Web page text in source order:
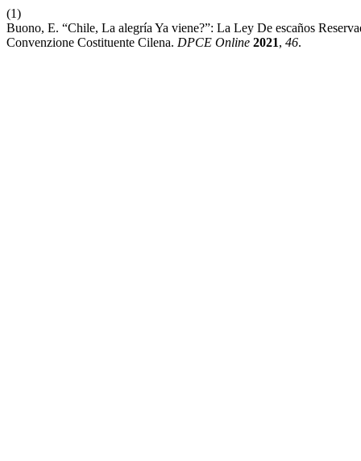
(1)
Buono, E. “Chile, La alegría Ya viene?”: La Ley De escaños
Convenzione Costituente Cilena. DPCE Online 2021, 46.